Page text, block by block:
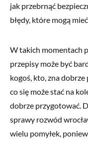
jak przebrnąć
błędy, które mogą
W takich momentach
przepisy może być
kogoś, kto, zna
co się może stać na
dobrze przygotować.
sprawy rozwód
wielu pomyłek,